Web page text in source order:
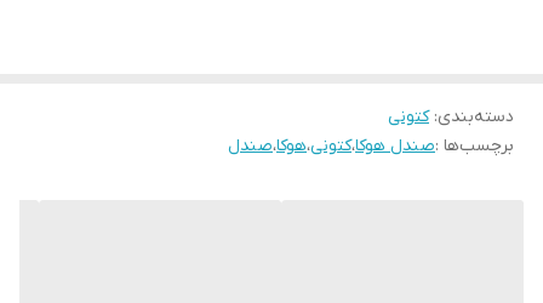
دسته‌بندی:کتونی
برچسب‌ها :صندل هوکا،کتونی،هوکا،صندل